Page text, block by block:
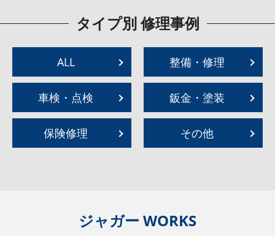
タイプ別 修理事例
ALL 整備・修理
車検・点検 鈑金・塗装
保険修理 その他
ジャガー WORKS